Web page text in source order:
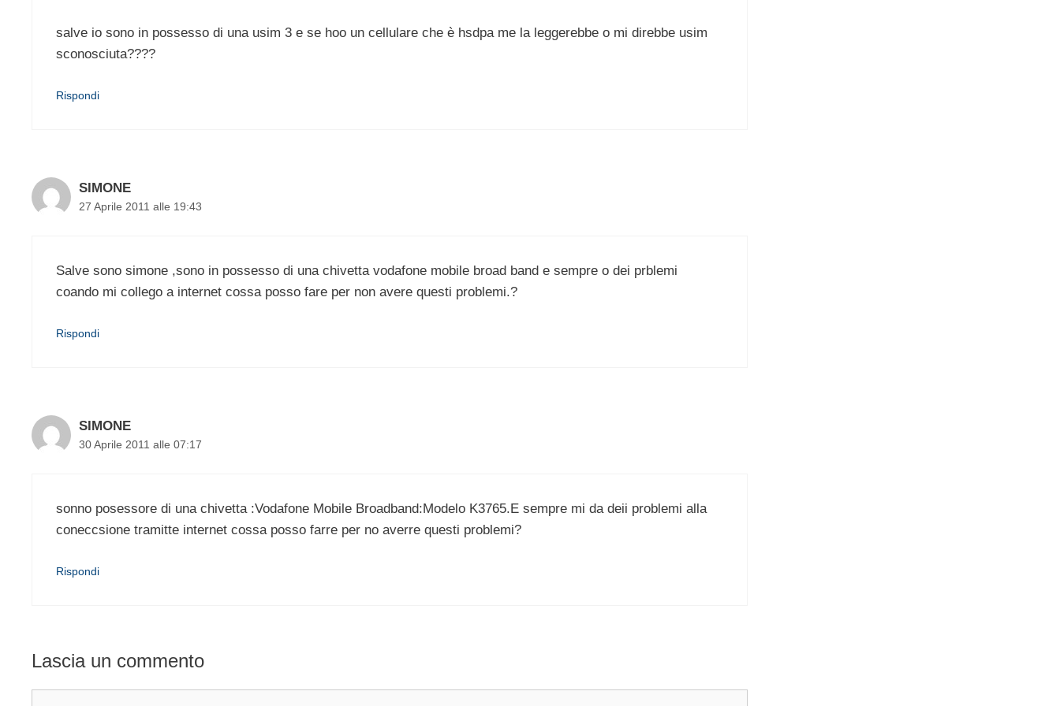
salve io sono in possesso di una usim 3 e se hoo un cellulare che è hsdpa me la leggerebbe o mi direbbe usim
sconosciuta????
Rispondi
SIMONE
27 Aprile 2011 alle 19:43
Salve sono simone ,sono in possesso di una chivetta vodafone mobile broad band e sempre o dei prblemi
coando mi collego a internet cossa posso fare per non avere questi problemi.?
Rispondi
SIMONE
30 Aprile 2011 alle 07:17
sonno posessore di una chivetta :Vodafone Mobile Broadband:Modelo K3765.E sempre mi da deii problemi alla
coneccsione tramitte internet cossa posso farre per no averre questi problemi?
Rispondi
Lascia un commento